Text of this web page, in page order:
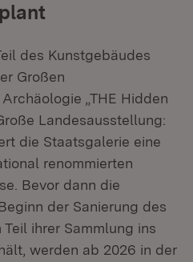
des Kunstgebäudes
Großen
„THE Hidden
Landesausstellung:
die Staatsgalerie eine
renommierten
Bevor dann die
der Sanierung des
ihrer Sammlung ins
werden ab 2026 in der